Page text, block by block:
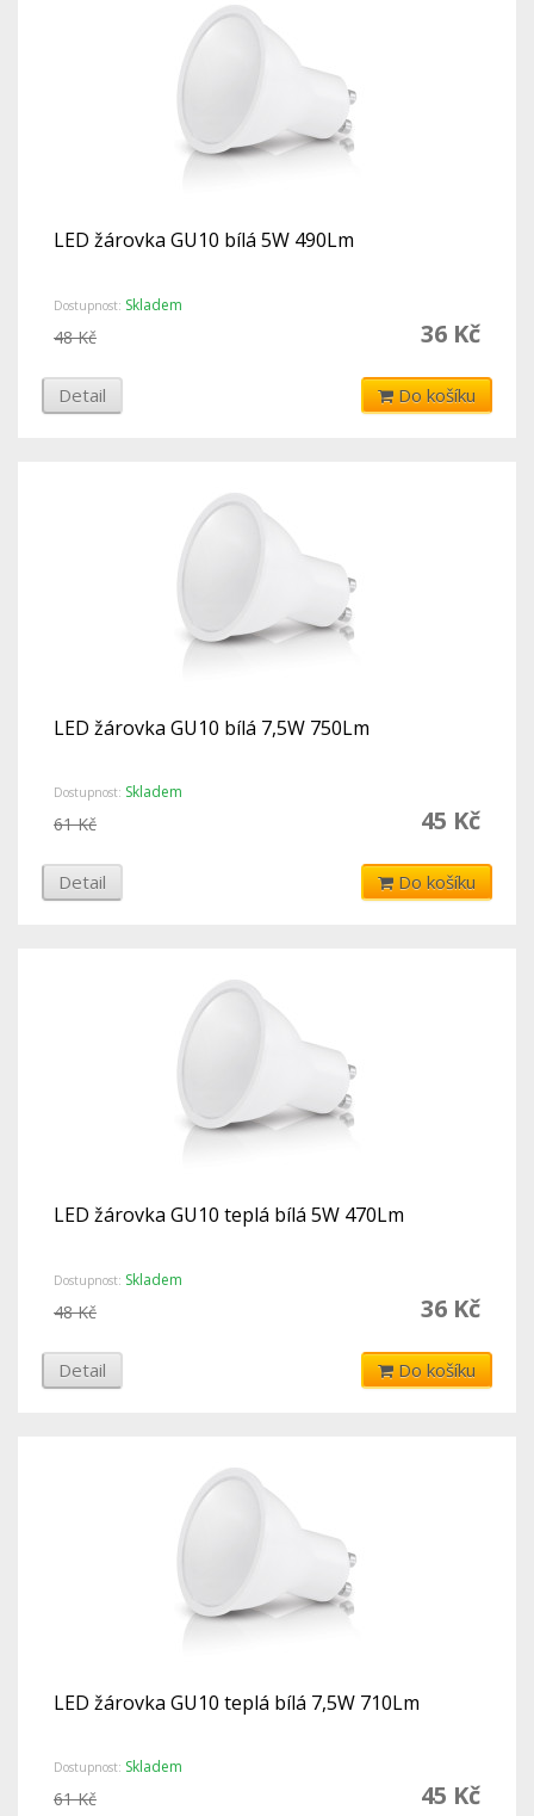
LED žárovka GU10 bílá 5W 490Lm
Dostupnost: Skladem
36 Kč
48 Kč
Detail Do košíku
LED žárovka GU10 bílá 7,5W 750Lm
Dostupnost: Skladem
45 Kč
61 Kč
Detail Do košíku
LED žárovka GU10 teplá bílá 5W 470Lm
Dostupnost: Skladem
36 Kč
48 Kč
Detail Do košíku
LED žárovka GU10 teplá bílá 7,5W 710Lm
Dostupnost: Skladem
45 Kč
61 Kč